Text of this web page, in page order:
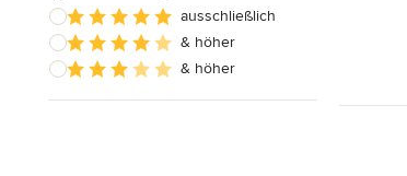
ausschließlich
& höher
& höher